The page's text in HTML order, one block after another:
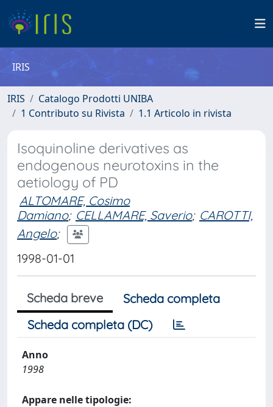
IRIS
IRIS
Catalogo Prodotti UNIBA
1 Contributo su Rivista
1.1 Articolo in rivista
Isoquinoline derivatives as
endogenous neurotoxins in the
aetiology of PD
ALTOMARE, Cosimo
Damiano; CELLAMARE, Saverio; CAROTTI,
Angelo;
1998-01-01
Scheda breve
Scheda completa
Scheda completa (DC)
Anno
1998
Appare nelle tipologie: